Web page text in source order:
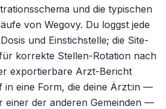
und die typischen
von Wegovy. Du loggst jede
und Einstichstelle; die Site-
korrekte Stellen-Rotation nach
exportierbare Arzt-Bericht
in eine Form, die deine Ärzt:in —
einer der anderen Gemeinden —